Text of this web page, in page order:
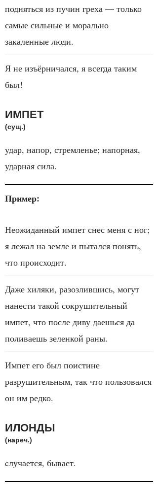
подняться из пучин греха — только
самые сильные и морально
закаленные люди.
Я не изъёрничался, я всегда таким
был!
ИМПЕТ
(сущ.)
удар, напор, стремленье; напорная,
ударная сила.
Пример:
Неожиданный импет снес меня с ног;
я лежал на земле и пытался понять,
что происходит.
Даже хиляки, разозлившись, могут
нанести такой сокрушительный
импет, что после диву даешься да
поливаешь зеленкой раны.
Импет его был поистине
разрушительным, так что пользовался
он им редко.
ИЛОНДЫ
(нареч.)
cлучается, бывает.